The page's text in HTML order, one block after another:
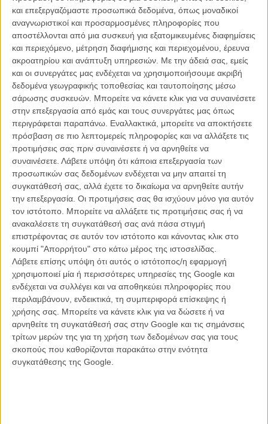
και επεξεργαζόμαστε προσωπικά δεδομένα, όπως μοναδικοί
αναγνωριστικοί και προσαρμοσμένες πληροφορίες που
αποστέλλονται από μια συσκευή για εξατομικευμένες διαφημίσεις
και περιεχόμενο, μέτρηση διαφήμισης και περιεχομένου, έρευνα
ακροατηρίου και ανάπτυξη υπηρεσιών. Με την άδειά σας, εμείς
και οι συνεργάτες μας ενδέχεται να χρησιμοποιήσουμε ακριβή
δεδομένα γεωγραφικής τοποθεσίας και ταυτοποίησης μέσω
σάρωσης συσκευών. Μπορείτε να κάνετε κλικ για να συναινέσετε
στην επεξεργασία από εμάς και τους συνεργάτες μας όπως
περιγράφεται παραπάνω. Εναλλακτικά, μπορείτε να αποκτήσετε
πρόσβαση σε πιο λεπτομερείς πληροφορίες και να αλλάξετε τις
προτιμήσεις σας πριν συναινέσετε ή να αρνηθείτε να
συναινέσετε. Λάβετε υπόψη ότι κάποια επεξεργασία των
προσωπικών σας δεδομένων ενδέχεται να μην απαιτεί τη
συγκατάθεσή σας, αλλά έχετε το δικαίωμα να αρνηθείτε αυτήν
την επεξεργασία. Οι προτιμήσεις σας θα ισχύουν μόνο για αυτόν
τον ιστότοπο. Μπορείτε να αλλάξετε τις προτιμήσεις σας ή να
ανακαλέσετε τη συγκατάθεσή σας ανά πάσα στιγμή
επιστρέφοντας σε αυτόν τον ιστότοπο και κάνοντας κλικ στο
κουμπί "Απορρήτου" στο κάτω μέρος της ιστοσελίδας.
Λάβετε επίσης υπόψη ότι αυτός ο ιστότοπος/η εφαρμογή
χρησιμοποιεί μία ή περισσότερες υπηρεσίες της Google και
ενδέχεται να συλλέγει και να αποθηκεύει πληροφορίες που
περιλαμβάνουν, ενδεικτικά, τη συμπεριφορά επίσκεψης ή
χρήσης σας. Μπορείτε να κάνετε κλικ για να δώσετε ή να
αρνηθείτε τη συγκατάθεσή σας στην Google και τις σημάνσεις
τρίτων μερών της για τη χρήση των δεδομένων σας για τους
σκοπούς που καθορίζονται παρακάτω στην ενότητα
συγκατάθεσης της Google.
γυναίκα του Μάγκι και τις δυο μικρές κόρες τους. Οταν η Μάγκι
αποφασίσει να ξεκινήσει σπουδές για να πετύχει ένα καλύτερο
μέλλον για όλους τους, ο Καμ αναγκάζεται να μεγαλώσει μόνος τα
κορίτσια, εναλλάσσοντας τα βίαια ξεσπάσματα, τις κρίσεις πανικού,
τη βαθειά μελαγχολία, το εμπνευσμένο κέφι και την πηγαία φροντίδα
κι αγάπη.
Η Μάγια Φορμπς κάνει το σκηνοθετικό ντεμπούτο της με βάση τη
δική της, οικογενειακή, πολύ προσωπική ιστορία. Αυτό εδώ δεν είναι
ένα σκοτεινό δράμα για την κατάθλιψη. Είναι μια ζεστή, τρυφερή και
συχνά κωμική ιστορία για ανθρώπους που αγαπιούνται και
καταφέρνουν να στήνουν μια όμορφη ζωή παρά τις αντιξοότητες.
Ταυτόχρονα, η πνευματική απογείωση των '60ς με την απότομη
προσγείωσή της, αλλά και η κοινωνική και φυλετική ανισότητα της
τότε αμερικανικής κοινωνίας σχολιάζονται με ακρίβεια και
διακριτικότητα.
Στο κινηματογραφικό της ύφος, η Φορμπς επιλέγει τα θερμά
χρώματα και την ελαφρά ξεθωριασμένη, ρετρό εικόνα, βγαλμένη απ'
ευθείας μέσα από τα παλιά οικογενειακά άλμπουμ, με μια υπέροχη
αίσθηση ειλικρίνειας. Μέσα σ' αυτό το σύμπαν, σε μια γλυκιά πορεία
συναισθηματικής ωρίμανσης, ο Μαρκ Ράφαλο βρίσκει έναν
πρωταγωνιστικό ρόλο που αναδεικνύει και τη γοητεία και την
ευαισθησία και το ευέλικτο ταλέντο του. Κι αν η ιστορία μοιάζει λίγο
πιο ανώδυνη από, ίσως, την πραγματική της πλευρά, αυτό είναι το
κέρδος όχι μόνο του σινεμά, αλλά και των οικογενειακών
αναμνήσεων, να μοιάζουν, μετά από καιρό, τόσο χαριτωμένες και
συγκινητικές όσο αυτή η ταινία.